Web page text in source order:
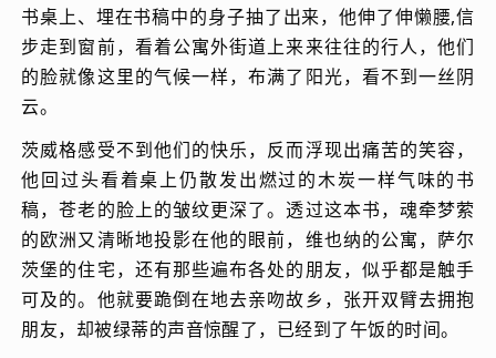
书桌上、埋在书稿中的身子抽了出来，他伸了伸懒腰,信
步走到窗前，看着公寓外街道上来来往往的行人，他们
的脸就像这里的气候一样，布满了阳光，看不到一丝阴
云。
茨威格感受不到他们的快乐，反而浮现出痛苦的笑容，
他回过头看着桌上仍散发出燃过的木炭一样气味的书
稿，苍老的脸上的皱纹更深了。透过这本书，魂牵梦萦
的欧洲又清晰地投影在他的眼前，维也纳的公寓，萨尔
茨堡的住宅，还有那些遍布各处的朋友，似乎都是触手
可及的。他就要跪倒在地去亲吻故乡，张开双臂去拥抱
朋友，却被绿蒂的声音惊醒了，已经到了午饭的时间。